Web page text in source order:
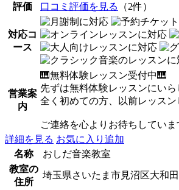
評価 口コミ評価を見る （2件）
対応コ
ース
営業案
内
🎹無料体験レッスン受付中🎹
先ずは無料体験レッスンにいら
全く初めての方、以前レッス
ご連絡を心よりお待ちしてい
詳細を見る お気に入り追加
名称
おしだ音楽教室
教室の
住所
埼玉県さいたま市見沼区大和